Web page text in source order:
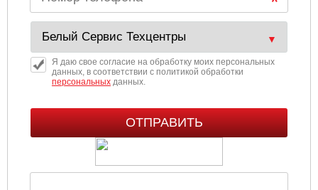
Я даю свое согласие на обработку моих персональных
данных, в соответствии с политикой обработки
персональныхданных.